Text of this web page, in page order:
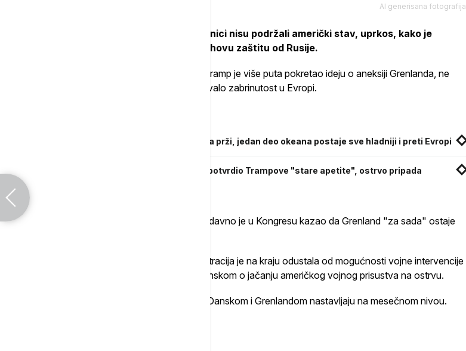
AI generisana fotografija
Američi predsednik je dodao da saveznici nisu podržali američki stav, uprkos, kako je
naveo, velikim izdvajanjima SAD za njihovu zaštitu od Rusije.
Tokom drugog predsedničkog mandata, Tramp je više puta pokretao ideju o aneksiji Grenlanda, ne
isključujući upotrebu vojne sile, što je izazvalo zabrinutost u Evropi.
Misterija "hladne mrlje": Dok se planeta prži, jedan deo okeana postaje sve hladniji i preti Evropi
Grenland ponovo u fokusu SAD: Rubio potvrdio Trampove "stare apetite", ostrvo pripada
Američki državni sekretar Marko Rubio nedavno je u Kongresu kazao da Grenland "za sada" ostaje
Prema njegovim rečima, američka administracija je na kraju odustala od mogućnosti vojne intervencije
i umesto toga pokrenula razgovore sa Danskom o jačanju američkog vojnog prisustva na ostrvu.
Rubio je u junu izjavio da se razgovori sa Danskom i Grenlandom nastavljaju na mesečnom nivou.